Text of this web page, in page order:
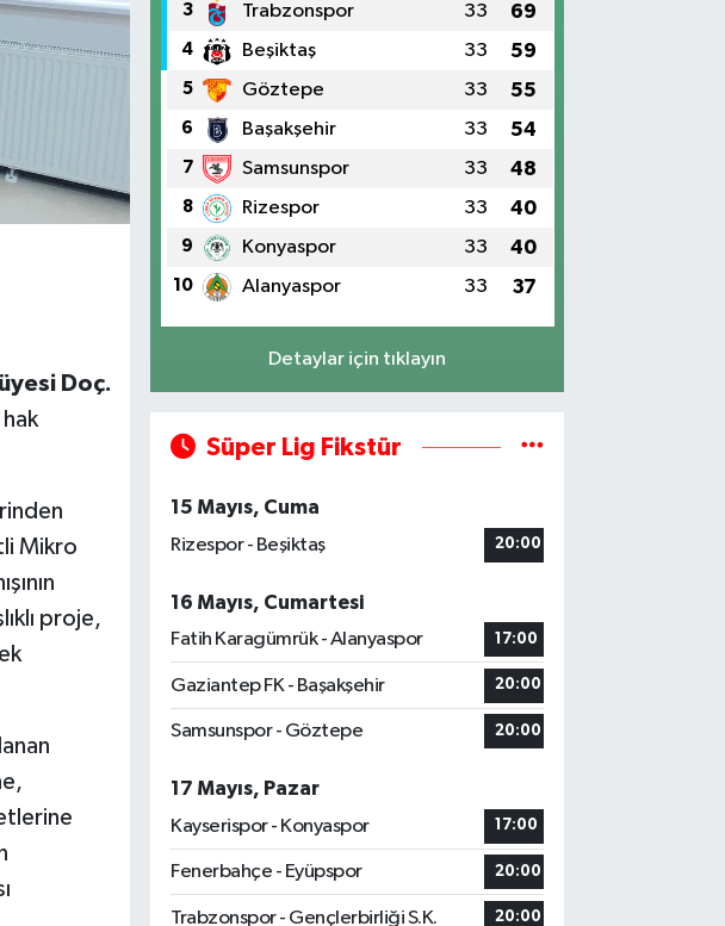
Doç.
Mikro
proje,
3 Trabzonspor 33 69
4 Beşiktaş 33 59
5 Göztepe 33 55
6 Başakşehir 33 54
7 Samsunspor 33 48
8 Rizespor 33 40
9 Konyaspor 33 40
10 Alanyaspor 33 37
Detaylar için tıklayın
Süper Lig Fikstür
15 Mayıs, Cuma
Rizespor - Beşiktaş
20:00
16 Mayıs, Cumartesi
Fatih Karagümrük - Alanyaspor
17:00
Gaziantep FK - Başakşehir 20:00
Samsunspor - Göztepe 20:00
17 Mayıs, Pazar
Kayserispor - Konyaspor
17:00
Fenerbahçe - Eyüpspor 20:00
Trabzonspor - Gençlerbirliği S.K. 20:00